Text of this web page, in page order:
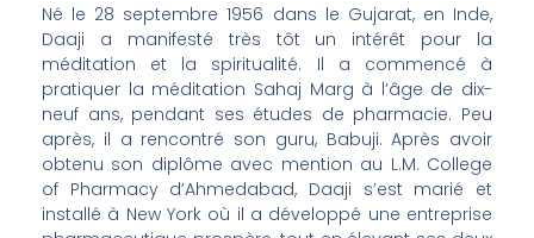
Né le 28 septembre 1956 dans le Gujarat, en Inde,
Daaji a manifesté très tôt un intérêt pour la
méditation et la spiritualité. Il a commencé à
pratiquer la méditation Sahaj Marg à l’âge de dix-
neuf ans, pendant ses études de pharmacie. Peu
après, il a rencontré son guru, Babuji. Après avoir
obtenu son diplôme avec mention au L.M. College
of Pharmacy d’Ahmedabad, Daaji s’est marié et
installé à New York où il a développé une entreprise